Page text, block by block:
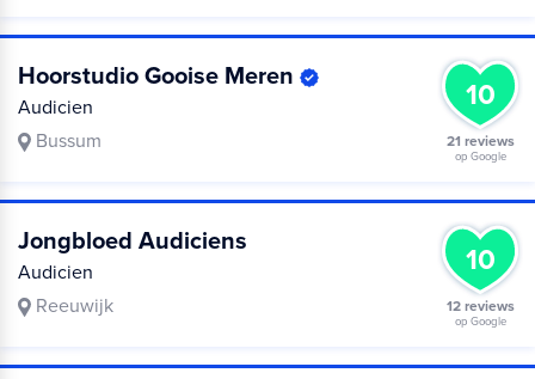
Hoorstudio Gooise Meren
Audicien
Bussum
10
21 reviews
op Google
Jongbloed Audiciens
Audicien
Reeuwijk
10
12 reviews
op Google